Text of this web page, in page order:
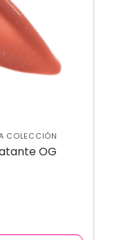
COLECCIÓN
OG